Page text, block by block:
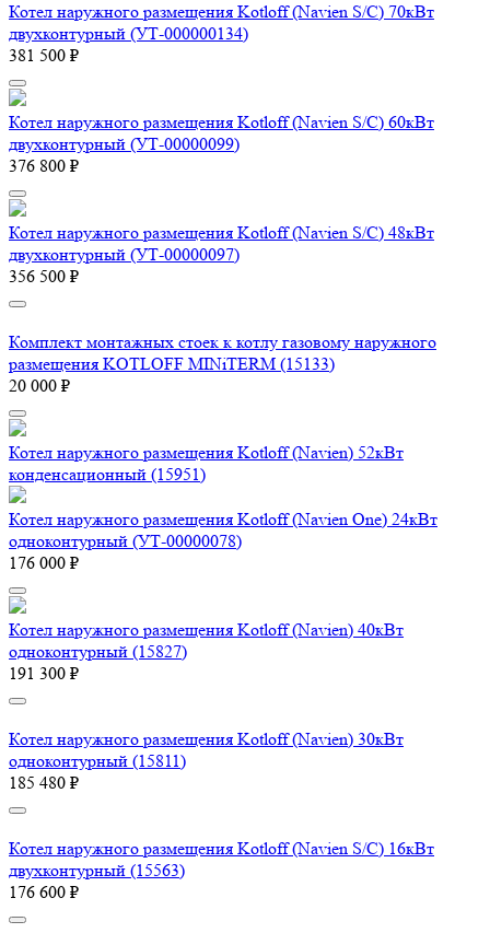
Котел наружного размещения Kotloff (Navien S/C) 70кВт
двухконтурный (УТ-000000134)
381 500 ₽
Котел наружного размещения Kotloff (Navien S/C) 60кВт
двухконтурный (УТ-00000099)
376 800 ₽
Котел наружного размещения Kotloff (Navien S/C) 48кВт
двухконтурный (УТ-00000097)
356 500 ₽
Комплект монтажных стоек к котлу газовому наружного
размещения KOTLOFF MINiTERM (15133)
20 000 ₽
Котел наружного размещения Kotloff (Navien) 52кВт
конденсационный (15951)
Котел наружного размещения Kotloff (Navien One) 24кВт
одноконтурный (УТ-00000078)
176 000 ₽
Котел наружного размещения Kotloff (Navien) 40кВт
одноконтурный (15827)
191 300 ₽
Котел наружного размещения Kotloff (Navien) 30кВт
одноконтурный (15811)
185 480 ₽
Котел наружного размещения Kotloff (Navien S/C) 16кВт
двухконтурный (15563)
176 600 ₽